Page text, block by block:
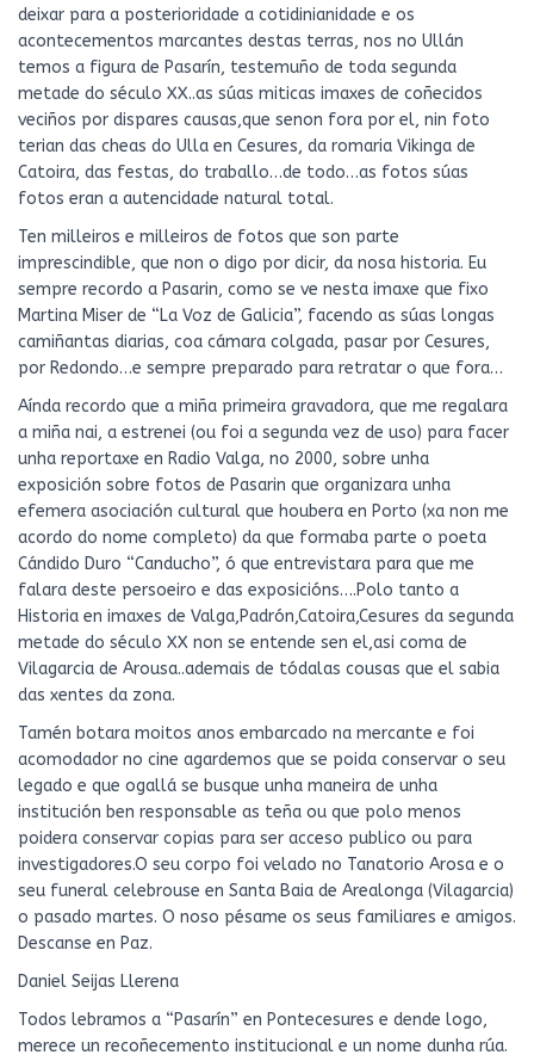
deixar para a posterioridade a cotidinianidade e os
acontecementos marcantes destas terras, nos no Ullán
temos a figura de Pasarín, testemuño de toda segunda
metade do século XX..as súas miticas imaxes de coñecidos
veciños por dispares causas,que senon fora por el, nin foto
terian das cheas do Ulla en Cesures, da romaria Vikinga de
Catoira, das festas, do traballo…de todo…as fotos súas
fotos eran a autencidade natural total.
Ten milleiros e milleiros de fotos que son parte
imprescindible, que non o digo por dicir, da nosa historia. Eu
sempre recordo a Pasarin, como se ve nesta imaxe que fixo
Martina Miser de “La Voz de Galicia”, facendo as súas longas
camiñantas diarias, coa cámara colgada, pasar por Cesures,
por Redondo…e sempre preparado para retratar o que fora…
Aínda recordo que a miña primeira gravadora, que me regalara
a miña nai, a estrenei (ou foi a segunda vez de uso) para facer
unha reportaxe en Radio Valga, no 2000, sobre unha
exposición sobre fotos de Pasarin que organizara unha
efemera asociación cultural que houbera en Porto (xa non me
acordo do nome completo) da que formaba parte o poeta
Cándido Duro “Canducho”, ó que entrevistara para que me
falara deste persoeiro e das exposicións….Polo tanto a
Historia en imaxes de Valga,Padrón,Catoira,Cesures da segunda
metade do século XX non se entende sen el,asi coma de
Vilagarcia de Arousa..ademais de tódalas cousas que el sabia
das xentes da zona.
Tamén botara moitos anos embarcado na mercante e foi
acomodador no cine agardemos que se poida conservar o seu
legado e que ogallá se busque unha maneira de unha
institución ben responsable as teña ou que polo menos
poidera conservar copias para ser acceso publico ou para
investigadores.O seu corpo foi velado no Tanatorio Arosa e o
seu funeral celebrouse en Santa Baia de Arealonga (Vilagarcia)
o pasado martes. O noso pésame os seus familiares e amigos.
Descanse en Paz.
Daniel Seijas Llerena
Todos lebramos a “Pasarín” en Pontecesures e dende logo,
merece un recoñecemento institucional e un nome dunha rúa.